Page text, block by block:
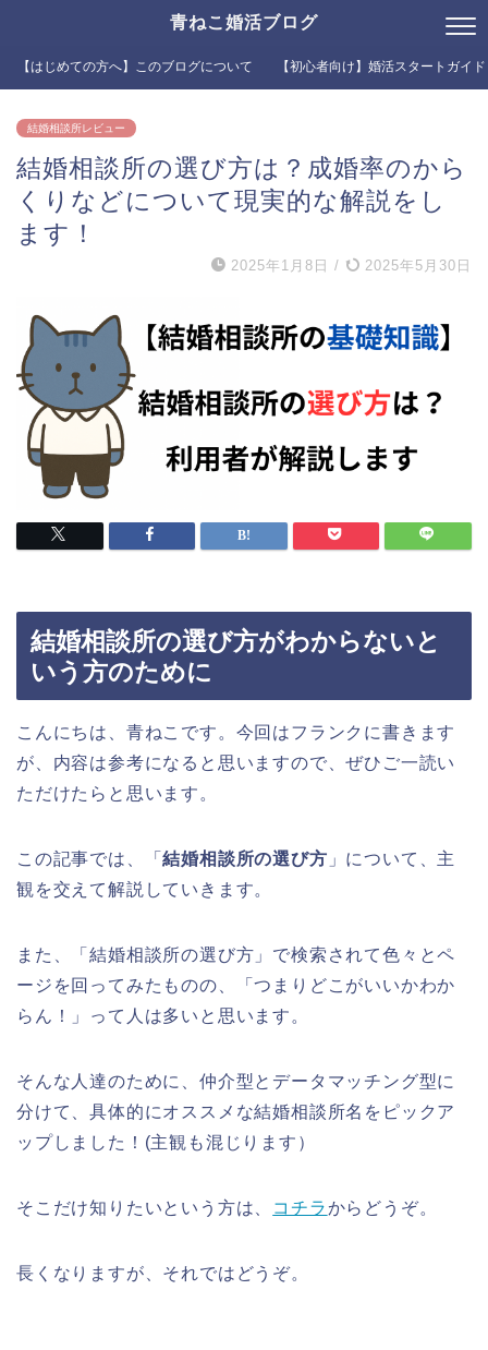
青ねこ婚活ブログ
【はじめての方へ】このブログについて 【初心者向け】婚活スタートガイ
結婚相談所レビュー
結婚相談所の選び方は？成婚率のから
くりなどについて現実的な解説をし
ます！
2025年1月8日 / 2025年5月30日
結婚相談所の選び方がわからないと
いう方のために
こんにちは、青ねこです。今回はフランクに書きます
が、内容は参考になると思いますので、ぜひご一読い
ただけたらと思います。
この記事では、「結婚相談所の選び方 」について、主
観を交えて解説していきます。
また、「結婚相談所の選び方」で検索されて色々とペ
ージを回ってみたものの、「つまりどこがいいかわか
らん！」って人は多いと思います。
そんな人達のために、仲介型とデータマッチング型に
分けて、具体的にオススメな結婚相談所名をピックア
ップしました！(主観も混じります）
そこだけ知りたいという方は、 コチラからどうぞ。
長くなりますが、それではどうぞ。